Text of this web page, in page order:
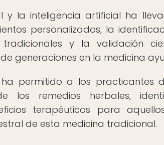
y la inteligencia artificial ha
personalizados, la
y la validación
generaciones en la medicina
permitido a los practicantes
los remedios herbales,
terapéuticos para
de esta medicina tradicional.